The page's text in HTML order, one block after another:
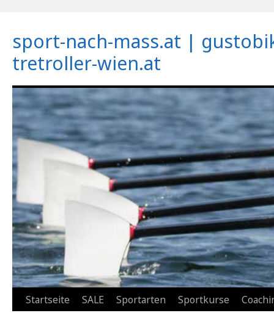
sport-nach-mass.at |
tretroller-wien.at
Zum
Startseite SALE Sportarten Sportkurse